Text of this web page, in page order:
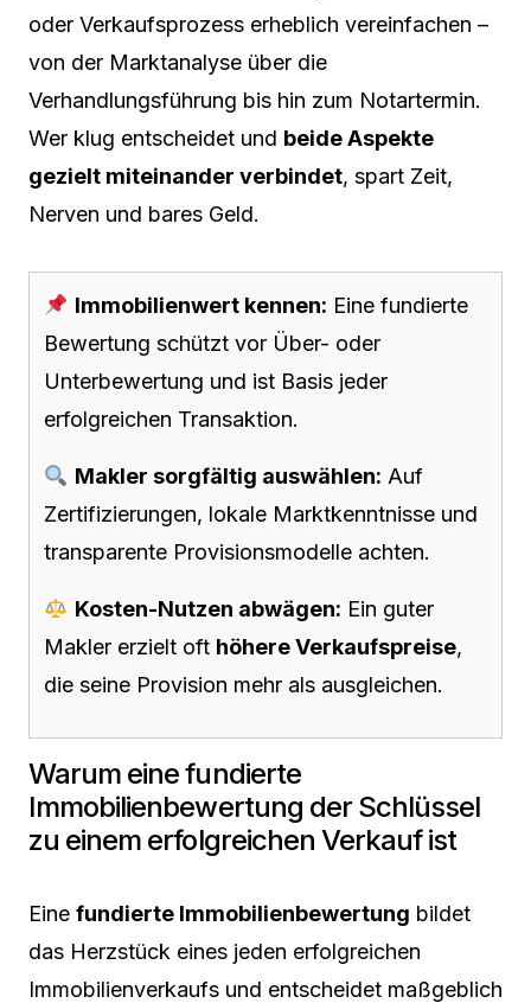
oder Verkaufsprozess erheblich vereinfachen –
von der Marktanalyse über die
Verhandlungsführung bis hin zum Notartermin.
Wer klug entscheidet und beide Aspekte
gezielt miteinander verbindet, spart Zeit,
Nerven und bares Geld.
Immobilienwert kennen: Eine fundierte
Bewertung schützt vor Über- oder
Unterbewertung und ist Basis jeder
erfolgreichen Transaktion.
Makler sorgfältig auswählen: Auf
Zertifizierungen, lokale Marktkenntnisse und
transparente Provisionsmodelle achten.
Kosten-Nutzen abwägen: Ein guter
Makler erzielt oft höhere Verkaufspreise,
die seine Provision mehr als ausgleichen.
Warum eine fundierte
Immobilienbewertung der Schlüssel
zu einem erfolgreichen Verkauf ist
Eine fundierte Immobilienbewertung bildet
das Herzstück eines jeden erfolgreichen
Immobilienverkaufs und entscheidet maßgeblich